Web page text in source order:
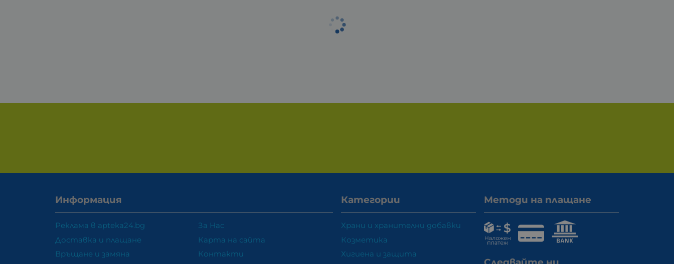
Информация
Реклама в apteka24.bg
Доставка и плащане
Връщане и замяна
За Нас
Карта на сайта
Контакти
Категории
Храни и хранителни добавки
Козметика
Хигиена и защита
Методи на плащане